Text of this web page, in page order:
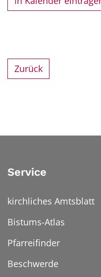
Zurück
Service
kirchliches Amtsblatt
Bistums-Atlas
Pfarreifinder
Beschwerde